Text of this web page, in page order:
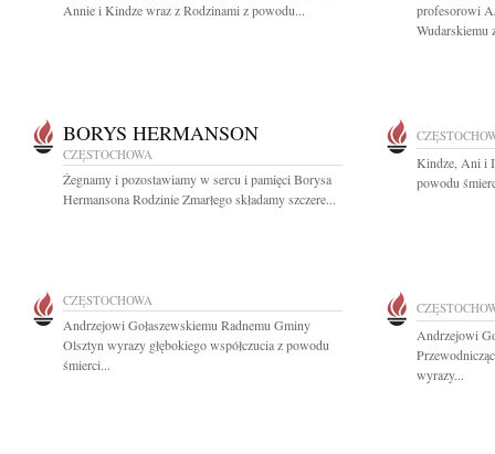
Annie i Kindze wraz z Rodzinami z powodu...
profesorowi
Wudarskiemu
BORYS HERMANSON
CZĘSTOCHOWA
Żegnamy i pozostawiamy w sercu i pamięci Borysa
Hermansona Rodzinie Zmarłego składamy szczere...
Kindze, Ani i
powodu
CZĘSTOCHOWA
Andrzejowi Gołaszewskiemu Radnemu Gminy
Olsztyn wyrazy głębokiego współczucia z powodu
śmierci...
Andrzejowi
wyrazy...